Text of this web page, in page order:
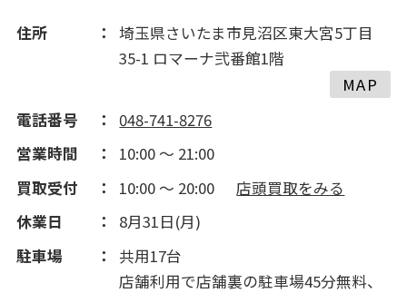
住所
埼玉県さいたま市見沼区東大宮5丁目
35-1 ロマーナ弐番館1階
MAP
電話番号
048-741-8276
営業時間
10:00 ～ 21:00
買取受付
10:00 ～ 20:00
店頭買取をみる
休業日
8月31日(月)
駐車場
共用17台
店舗利用で店舗裏の駐車場45分無料、